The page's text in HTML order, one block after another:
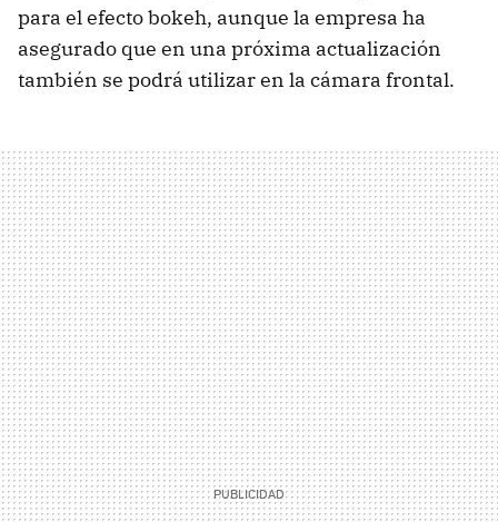
para el efecto bokeh, aunque la empresa ha
asegurado que en una próxima actualización
también se podrá utilizar en la cámara frontal.